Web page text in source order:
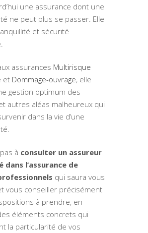
une assurance dont une
ne peut plus se passer. Elle
et sécurité
assurances Multirisque
et Dommage-ouvrage, elle
gestion optimum des
autres aléas malheureux qui
dans la vie d’une
à consulter un assureur
dans l’assurance de
qui saura vous
vous conseiller précisément
à prendre, en
éléments concrets qui
la particularité de vos